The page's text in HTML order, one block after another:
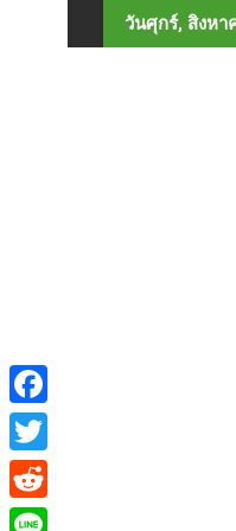
to
วันศุกร์, สิงหา
F
a
c
T
w
R